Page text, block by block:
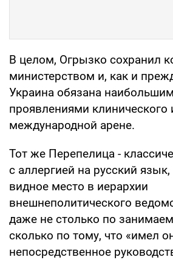
В целом, Огрызко сохранил
министерством и, как и
Украина обязана
проявлениями клинического
международной арене.
Тот же Перепелица -
с аллергией на русский
видное место в иерархии
внешнеполитического
даже не столько по
сколько по тому, что «имел
непосредственное